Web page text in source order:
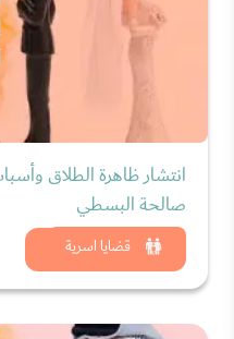
قضايا اسرية
انتشار ظاهرة الطلاق
صالحة البسطي
شاهد الان